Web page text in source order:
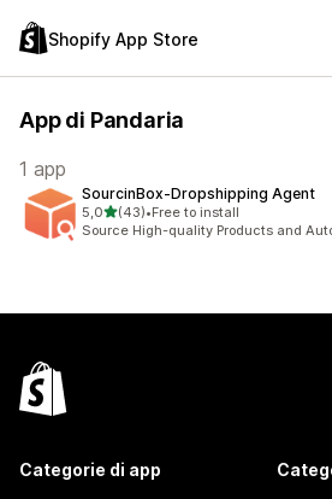
Shopify App Store
App di Pandaria
1 app
SourcinBox‑Dropshipping Agent
5,0stelle su 5
(43)
43 recensioni totali
•Free to install
Source High-quality Products and
Categorie di app